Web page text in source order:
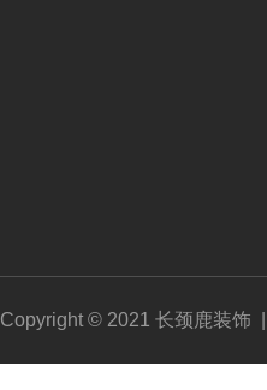
Copyright © 2021 长颈鹿装饰 |